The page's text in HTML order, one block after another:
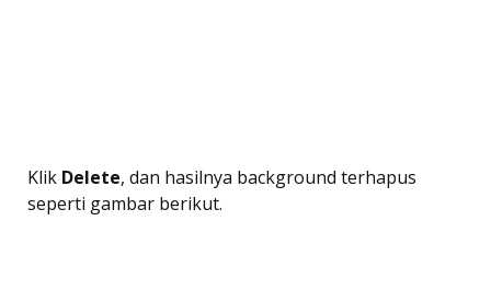
Klik Delete, dan hasilnya background terhapus
seperti gambar berikut.